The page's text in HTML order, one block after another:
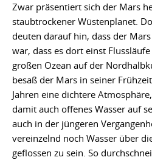
Zwar präsentiert sich der Mars
staubtrockener Wüstenplanet.
deuten darauf hin, dass der
war, dass es dort einst
großen Ozean auf der
besaß der Mars in seiner
Jahren eine dichtere
damit auch offenes Wasser auf
auch in der jüngeren
vereinzelnd noch Wasser über
geflossen zu sein. So